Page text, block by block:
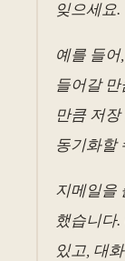
잊으세요.
예를 들
들어갈
만큼 저
동기화할
지메일을
했습니다
있고, 대